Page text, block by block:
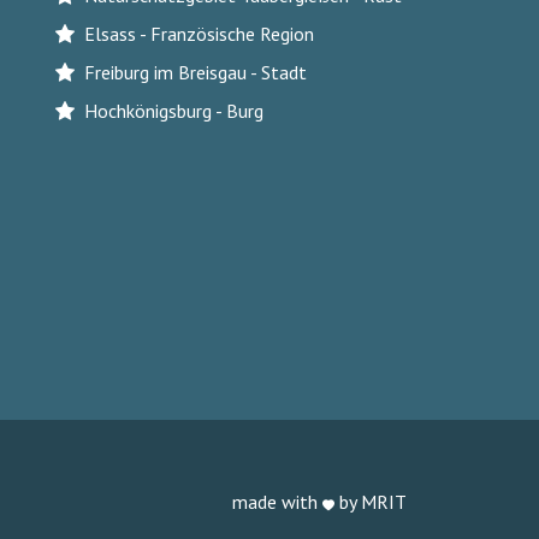
Elsass - Französische Region
Freiburg im Breisgau - Stadt
Hochkönigsburg - Burg
made with by MRIT